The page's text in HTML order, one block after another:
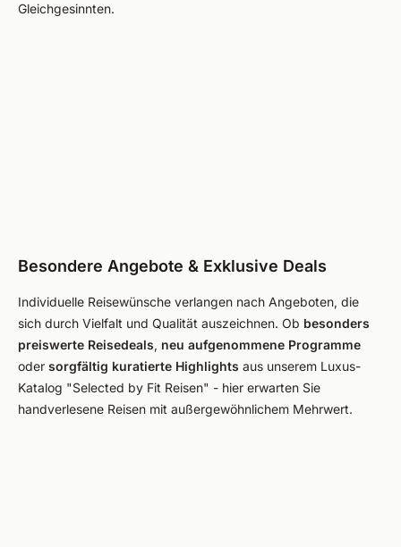
Gleichgesinnten.
Besondere Angebote & Exklusive Deals
Individuelle Reisewünsche verlangen nach Angeboten, die
sich durch Vielfalt und Qualität auszeichnen. Ob besonders
preiswerte Reisedeals, neu aufgenommene Programme
oder sorgfältig kuratierte Highlights aus unserem Luxus-
Katalog "Selected by Fit Reisen" - hier erwarten Sie
handverlesene Reisen mit außergewöhnlichem Mehrwert.